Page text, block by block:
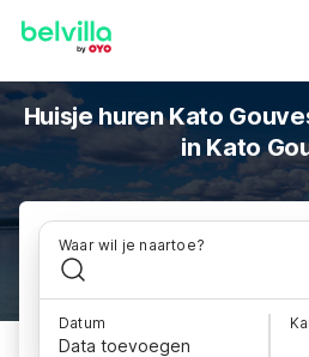
Huisje huren Kato
in Kato
Waar wil je naartoe?
Datum
Data toevoegen